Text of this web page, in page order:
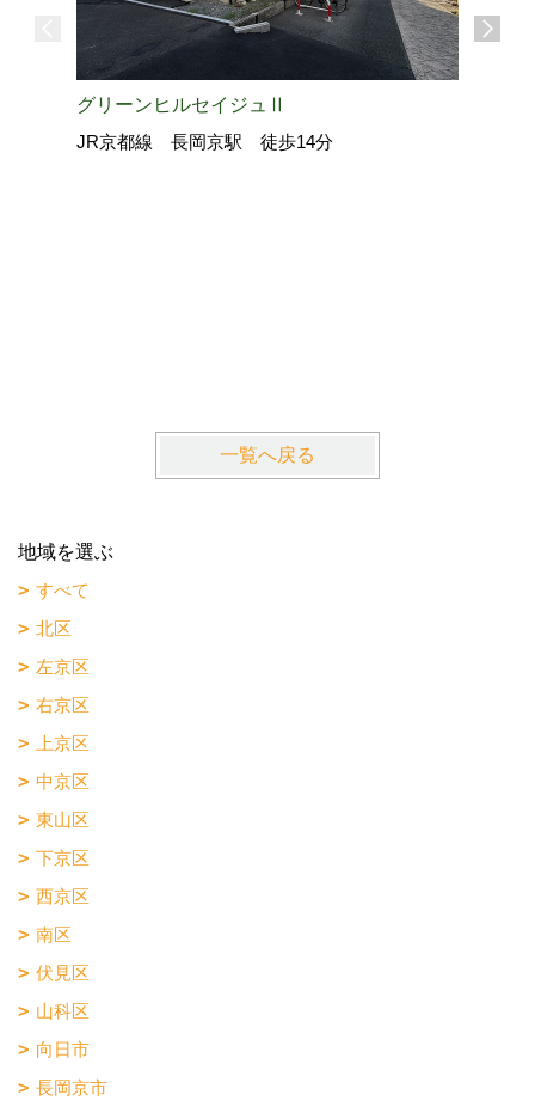
グリーンヒルセイジュⅡ
JR京都線 長岡京駅 徒歩14分
一覧へ戻る
地域を選ぶ
すべて
北区
左京区
右京区
上京区
中京区
東山区
下京区
西京区
南区
伏見区
山科区
向日市
長岡京市